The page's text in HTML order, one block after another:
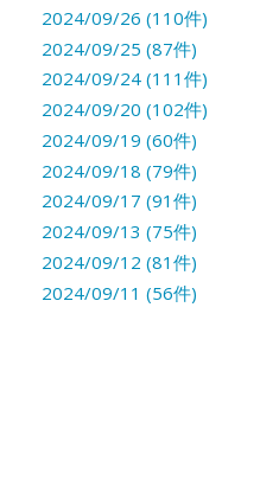
2024/09/26 (110件)
2024/09/25 (87件)
2024/09/24 (111件)
2024/09/20 (102件)
2024/09/19 (60件)
2024/09/18 (79件)
2024/09/17 (91件)
2024/09/13 (75件)
2024/09/12 (81件)
2024/09/11 (56件)